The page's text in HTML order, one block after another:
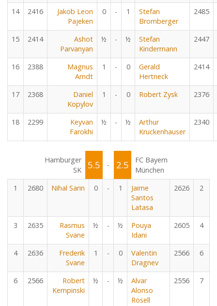
14 2416
Jakob Leon
Pajeken
0 - 1
Stefan
Bromberger
2485
15 2414
Ashot
Parvanyan
½ - ½
Stefan
Kindermann
2447
16 2388
Magnus
Arndt
1 - 0
Gerald
Hertneck
2414
17 2368
Daniel
Kopylov
1 - 0 Robert Zysk 2376
18 2299
Keyvan
Farokhi
½ - ½
Arthur
Kruckenhauser
2340
Hamburger
SK
5.5 - 2.5
FC Bayern
München
1
2680 Nihal Sarin 0 - 1
Jaime
Santos
Latasa
2626 2
3 2635
Rasmus
Svane
½ - ½
Pouya
Idani
2605 4
4 2636
Frederik
Svane
1 - 0
Valentin
Dragnev
2566 6
6 2566
Robert
Kempinski
½ - ½
Alvar
Alonso
Rosell
2556 7